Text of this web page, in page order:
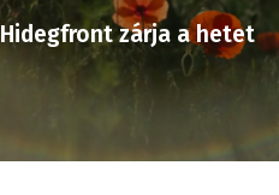
Hidegfront zárja a hetet